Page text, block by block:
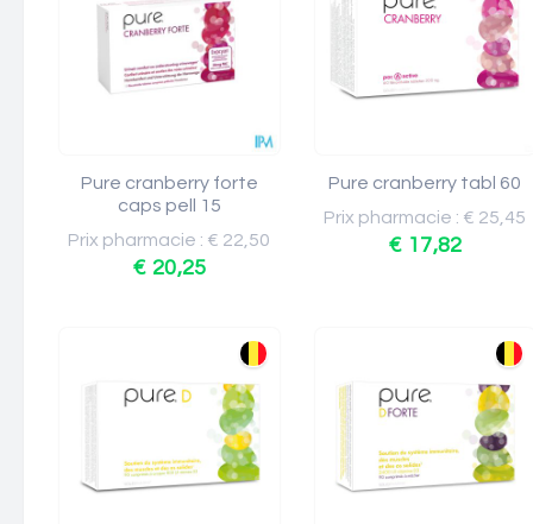
Pure cranberry forte
caps pell 15
Prix pharmacie : € 22,50
€ 20,25
Pure cranberry tabl 60
Prix pharmacie : € 25,45
€ 17,82